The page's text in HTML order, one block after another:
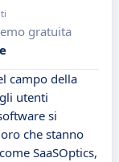
gratuita
campo della
utenti
si
che stanno
SaaSOptics,